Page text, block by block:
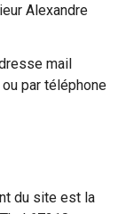
Alexandre
mail
ou par téléphone
du site est la